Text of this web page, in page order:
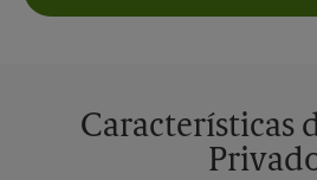
Características